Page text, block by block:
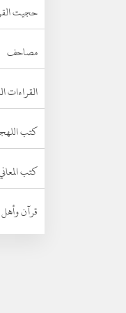
حجيت
مصاحف
القراءات
كتب
كتب
قرآن